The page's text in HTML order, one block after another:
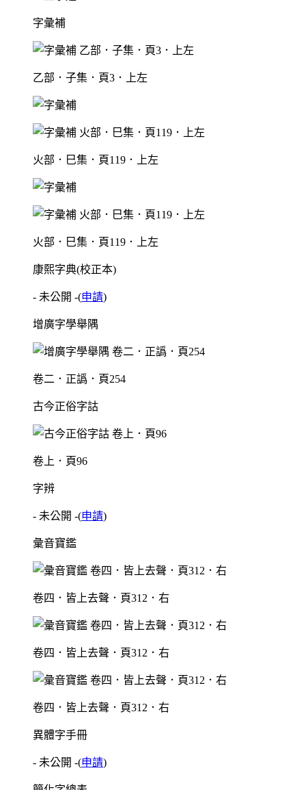
字彙補
乙部．子集．頁3．上左
火部．巳集．頁119．上左
火部．巳集．頁119．上左
康熙字典(校正本)
- 未公開 -(申請)
增廣字學舉隅
卷二．正譌．頁254
古今正俗字詁
卷上．頁96
字辨
- 未公開 -(申請)
彙音寶鑑
卷四．皆上去聲．頁312．右
卷四．皆上去聲．頁312．右
卷四．皆上去聲．頁312．右
異體字手冊
- 未公開 -(申請)